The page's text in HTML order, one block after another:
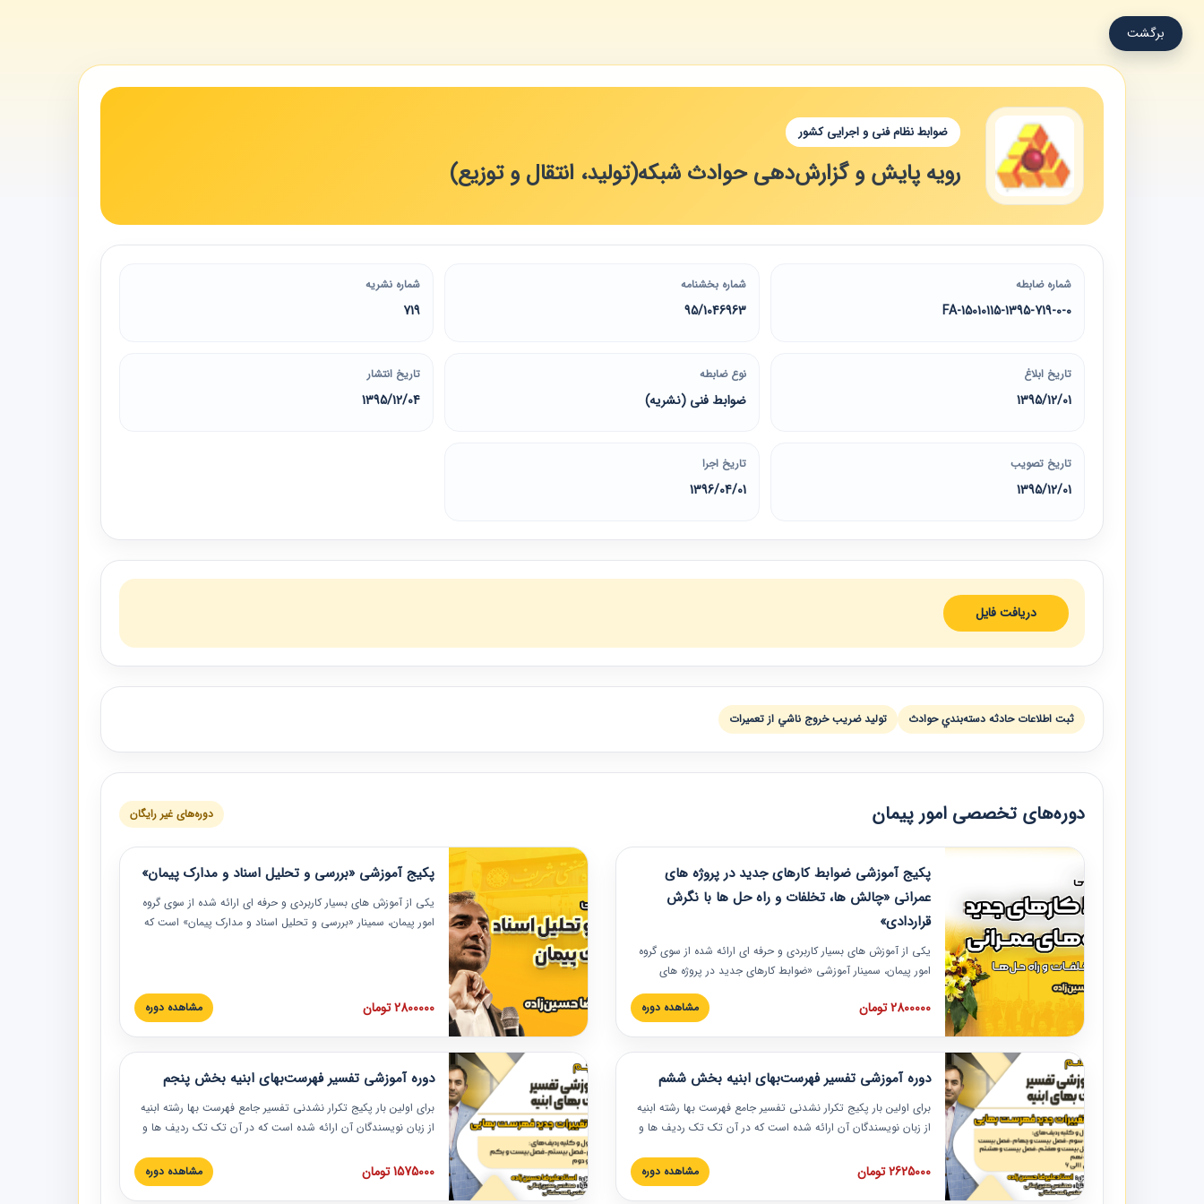
برگشت
ضوابط نظام فنی و اجرایی کشور
رویه پایش و گزارش‌دهی حوادث شبکه(تولید، انتقال و توزیع)
شماره ضابطه
15010115-1395-719-0-0-FA
شماره بخشنامه
95/1046963
شماره نشریه
719
تاریخ ابلاغ
1395/12/01
نوع ضابطه
ضوابط فنی (نشریه)
تاریخ انتشار
1395/12/04
تاریخ تصویب
1395/12/01
تاریخ اجرا
1396/04/01
دریافت فایل
ثبت اطلاعات حادثه دسته‌بندي حوادث توليد ضريب خروج ناشي از تعميرات
دوره‌های تخصصی امور پیمان دوره‌های غیر رایگان
پکیج آموزشی ضوابط کارهای جدید در پروژه های
عمرانی «چالش ها، تخلفات و راه حل ها با نگرش
قراردادی»
یکی از آموزش‏‏‏‏‏‏ های بسیار کاربردی و حرفه‏ ای ارائه شده از سوی گروه
امور پیمان، سمینار آموزشی «ضوابط کارهای جدید در پروژه های
عمرانی» چالش ها، تخلفات و راه حل ها با نگرش قراردادی است که
در محل سندیکای شرکت های ساختمانی کشور ارائه شد. در این
به همراه تجربیات عملی ارائه شده است.
2800000 تومان مشاهده دوره
پکیج آموزشی «بررسی و تحلیل اسناد و مدارک پیمان»
یکی از آموزش‏‏‏‏‏‏ های بسیار کاربردی و حرفه‏ ای ارائه شده از سوی گروه
امور پیمان، سمینار «بررسی و تحلیل اسناد و مدارک پیمان» است که
عملی در این خصوص ارائه شده است.
2800000 تومان مشاهده دوره
دوره آموزشی تفسیر فهرست‌بهای ابنیه بخش ششم
برای اولین بار پکیج تکرار نشدنی تفسیر جامع فهرست بها رشته ابنیه
از زبان نویسندگان آن ارائه شده است که در آن تک تک ردیف ها و
تصویری بوده و به همراه تصاویر عملیات اجرایی مرتبط با ردیف های
فهرست بها ارائه شده است. این دوره با کلام مهندس
2625000 تومان مشاهده دوره
دوره آموزشی تفسیر فهرست‌بهای ابنیه بخش پنجم
برای اولین بار پکیج تکرار نشدنی تفسیر جامع فهرست بها رشته ابنیه
از زبان نویسندگان آن ارائه شده است که در آن تک تک ردیف ها و
تصویری بوده و به همراه تصاویر عملیات اجرایی مرتبط با ردیف های
فهرست بها ارائه شده است. این دوره با کلام مهندس
1575000 تومان مشاهده دوره